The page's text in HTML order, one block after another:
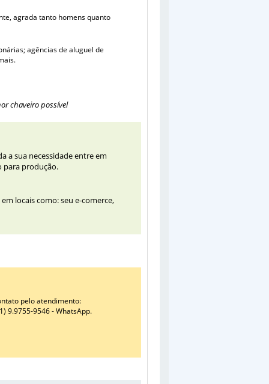
agrada tanto homens quanto
agências de aluguel de
chaveiro possível
a sua necessidade entre em
para produção.
locais como: seu e-comerce,
pelo atendimento:
9.9755-9546 - WhatsApp.